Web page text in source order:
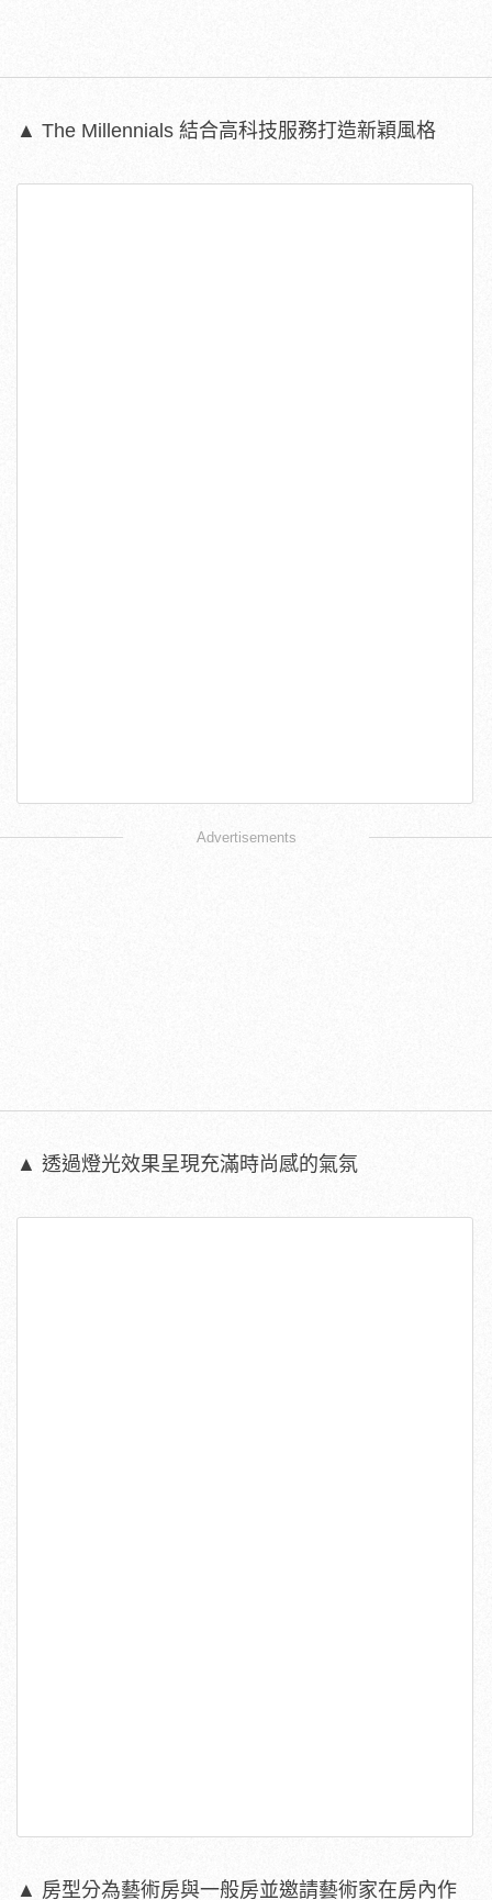
▲ The Millennials 結合高科技服務打造新穎風格
Advertisements
▲ 透過燈光效果呈現充滿時尚感的氣氛
▲ 房型分為藝術房與一般房並邀請藝術家在房內作